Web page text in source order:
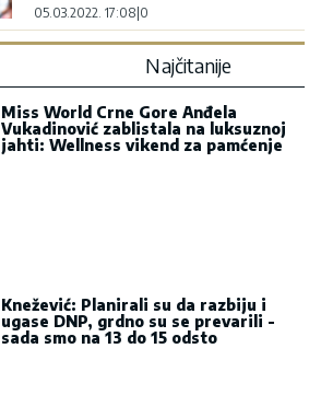
05.03.2022. 17:08 0
Najčitanije
Miss World Crne Gore Anđela
Vukadinović zablistala na luksuznoj
jahti: Wellness vikend za pamćenje
Knežević: Planirali su da razbiju i
ugase DNP, grdno su se prevarili -
sada smo na 13 do 15 odsto